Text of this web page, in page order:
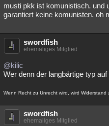
Spiritualität Verschwörungen
weitere Rubriken
Philosophie Träume
Astronomie Helpdesk
Musik Clash
Übersichten
Besucht Teilgenommen
musti pkk ist komunistisch. und
garantiert keine komunisten. oh
swordfish
ehemaliges Mitglied
@kilic
Wer denn der langbärtige typ
Wenn Recht zu Unrecht wird, wird Widerstand
swordfish
ehemaliges Mitglied